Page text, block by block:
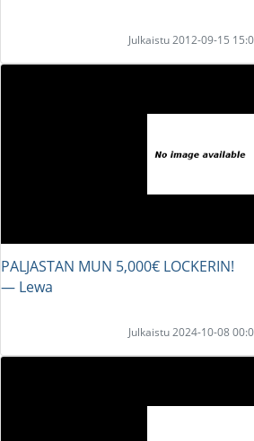
Julkaistu 2012-09-15
PALJASTAN MUN 5,000€ LOCKERIN!
― Lewa
Julkaistu 2024-10-08